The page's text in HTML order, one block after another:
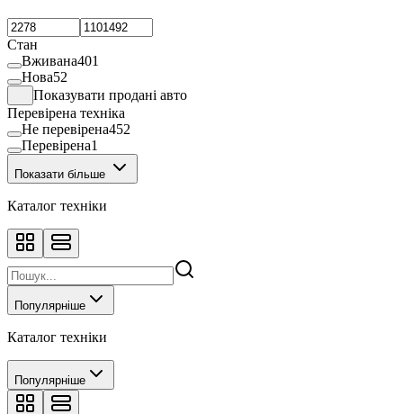
Стан
Вживана401
Нова52
Показувати продані авто
Перевірена техніка
Не перевірена452
Перевірена1
Показати більше
Каталог техніки
Популярніше
Каталог техніки
Популярніше